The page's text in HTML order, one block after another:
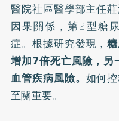
醫院社區醫學部主任
因果關係，第2型糖
症。根據研究發現，
增加7倍死亡風險，另
血管疾病風險。 如何
至關重要。